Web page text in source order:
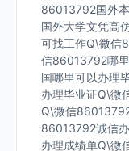
86013792国外
国外大学文凭高
可找工作Q\微信
信86013792哪
国哪里可以办理
办理毕业证Q\微
Q\微信
86013792诚信
办理成绩单Q\微